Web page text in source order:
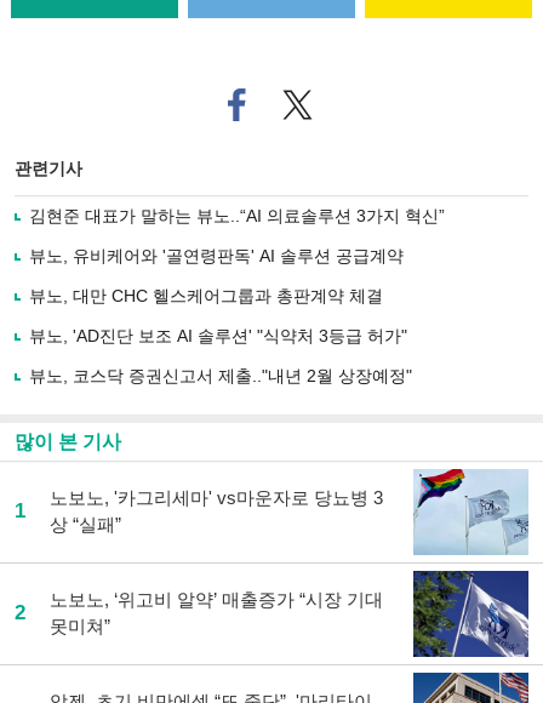
페
이
로
기
사
유
기
트위
터로
관련기사
김현준 대표가 말하는 뷰노..“AI 의료솔루션 3가지 혁신”
뷰노, 유비케어와 '골연령판독' AI 솔루션 공급계약
뷰노, 대만 CHC 헬스케어그룹과 총판계약 체결
뷰노, 'AD진단 보조 AI 솔루션' "식약처 3등급 허가"
뷰노, 코스닥 증권신고서 제출.."내년 2월 상장예정"
많이 본 기사
1
노보노, '카그리세마' vs마운자로 당뇨병 3
상 “실패”
2
노보노, ‘위고비 알약’ 매출증가 “시장 기대
못미쳐”